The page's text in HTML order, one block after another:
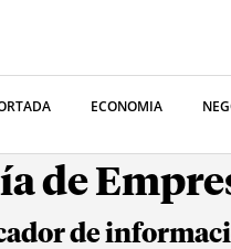
ECONOMIA
de
de